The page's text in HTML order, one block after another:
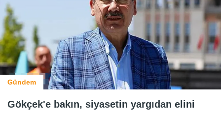
Gündem
Gökçek'e bakın, siyasetin yargıdan elini